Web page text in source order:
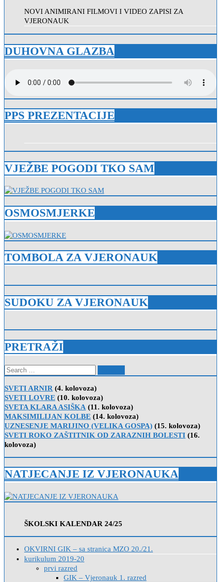
NOVI ANIMIRANI FILMOVI I VIDEO ZAPISI ZA
VJERONAUK
DUHOVNA GLAZBA
PPS PREZENTACIJE
VJEŽBE POGODI TKO SAM
OSMOSMJERKE
TOMBOLA ZA VJERONAUK
SUDOKU ZA VJERONAUK
PRETRAŽI
Search
for:
SVETI ARNIR (4. kolovoza)
SVETI LOVRE (10. kolovoza)
SVETA KLARA ASIŠKA (11. kolovoza)
MAKSIMILIJAN KOLBE (14. kolovoza)
UZNESENJE MARIJINO (VELIKA GOSPA) (15. kolovoza)
SVETI ROKO ZAŠTITNIK OD ZARAZNIH BOLESTI (16.
kolovoza)
NATJECANJE IZ VJERONAUKA
ŠKOLSKI KALENDAR 24/25
OKVIRNI GIK – sa stranica MZO 20./21.
kurikulum 2019-20
prvi razred
GIK – Vjeronauk 1. razred